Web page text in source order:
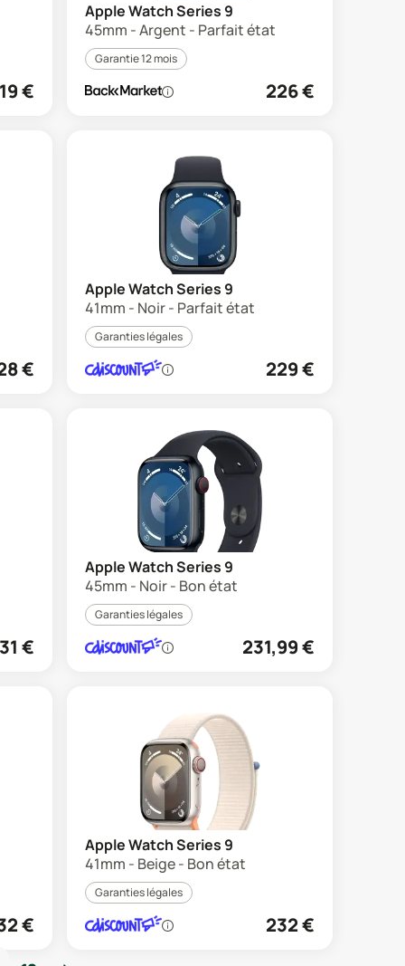
€
Apple Watch Series 9
45mm - Argent - Parfait état
Garantie 12 mois
226€
€
Apple Watch Series 9
41mm - Noir - Parfait état
Garanties légales
229€
€
Apple Watch Series 9
45mm - Noir - Bon état
Garanties légales
231,99€
€
Apple Watch Series 9
41mm - Beige - Bon état
Garanties légales
232€